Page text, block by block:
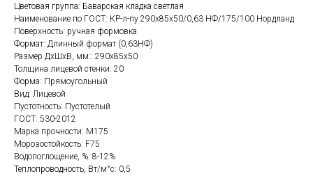
Цветовая группа: Баварская кладка светлая
Наименование по ГОСТ: КР-л-пу 290х85х50/0,63 НФ/175/100 Нордланд
Поверхность: ручная формовка
Формат: Длинный формат (0,63НФ)
Размер ДхШхВ, мм:: 290х85х50
Толщина лицевой стенки: 20
Форма: Прямоугольный
Вид: Лицевой
Пустотность: Пустотелый
ГОСТ: 530-2012
Марка прочности: М175
Морозостойкость: F75
Водопоглощение, %: 8-12%
Теплопроводность, Вт/м°с: 0,5